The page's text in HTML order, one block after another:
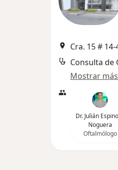
Cra. 15 #
Consulta
Mostrar
Dr. Julián
Noguera
Oftalmólogo